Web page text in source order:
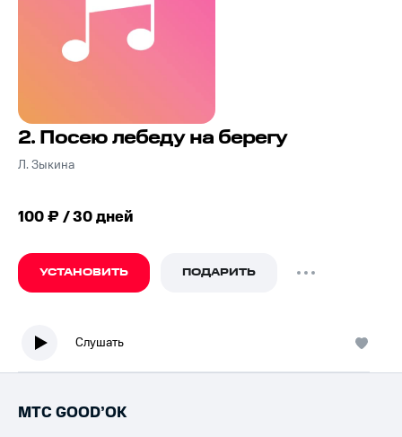
2. Посею лебеду на берегу
Л. Зыкина
100 ₽ / 30 дней
УСТАНОВИТЬ ПОДАРИТЬ
Слушать
МТС GOOD’OK